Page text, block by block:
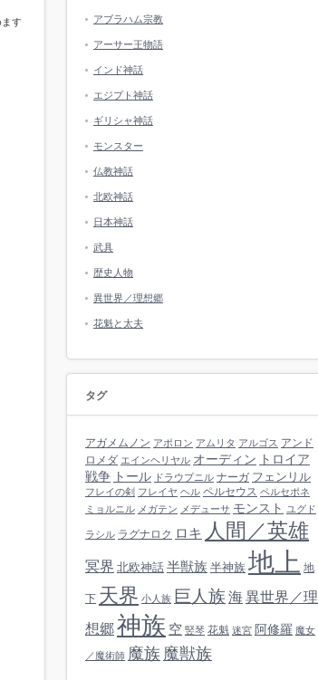
ます
アブラハム宗教
アーサー王物語
インド神話
エジプト神話
ギリシャ神話
モンスター
仏教神話
北欧神話
日本神話
武具
歴史人物
異世界／理想郷
花魁と太夫
タグ
アガメムノン アポロン アムリタ アルゴス アンド
ロメダ エインヘリヤル オーディン トロイア
戦争 トール ドラウプニル ナーガ フェンリル
フレイの剣 フレイヤ ヘル ペルセウス ペルセポネ
ミョルニル メガテン メデューサ モンスト ユグド
ラシル ラグナロク ロキ 人間／英雄
冥界 北欧神話 半獣族 半神族 地上 地
下 天界 小人族 巨人族 海異世界／理
想郷神族 空 竪琴 花魁 迷宮 阿修羅 魔女
／魔術師 魔族 魔獣族